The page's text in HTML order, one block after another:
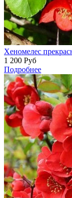
Хеномелес
1 200 Руб
Подробнее